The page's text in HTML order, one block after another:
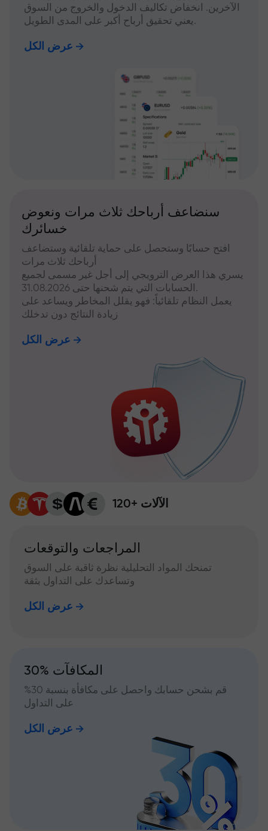
الآخرين. انخفاض تكاليف الدخول والخروج من السوق
يعني تحقيق أرباح أكبر على المدى الطويل.
عرض الكل
سنضاعف أرباحك ثلاث مرات ونعوض
خسائرك
افتح حسابًا وستحصل على حماية تلقائية وستضاعف
أرباحك ثلاث مرات
يسري هذا العرض الترويجي إلى أجل غير مسمى لجميع
الحسابات التي يتم شحنها حتى 31.08.2026.
يعمل النظام تلقائياً: فهو يقلل المخاطر ويساعد على
زيادة النتائج دون تدخلك
عرض الكل
120+ الآلات
المراجعات والتوقعات
تمنحك المواد التحليلية نظرة ثاقبة على السوق
وتساعدك على التداول بثقة
عرض الكل
30% المكافآت
قم بشحن حسابك واحصل على مكافأة بنسبة 30%
على التداول
عرض الكل